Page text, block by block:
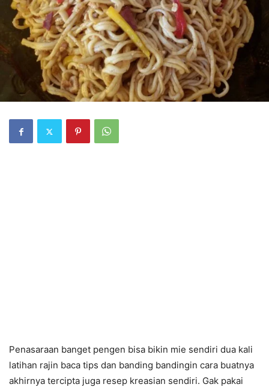
Penasaraan banget pengen bisa bikin mie sendiri dua kali
latihan rajin baca tips dan banding bandingin cara buatnya
akhirnya tercipta juga resep kreasian sendiri. Gak pakai